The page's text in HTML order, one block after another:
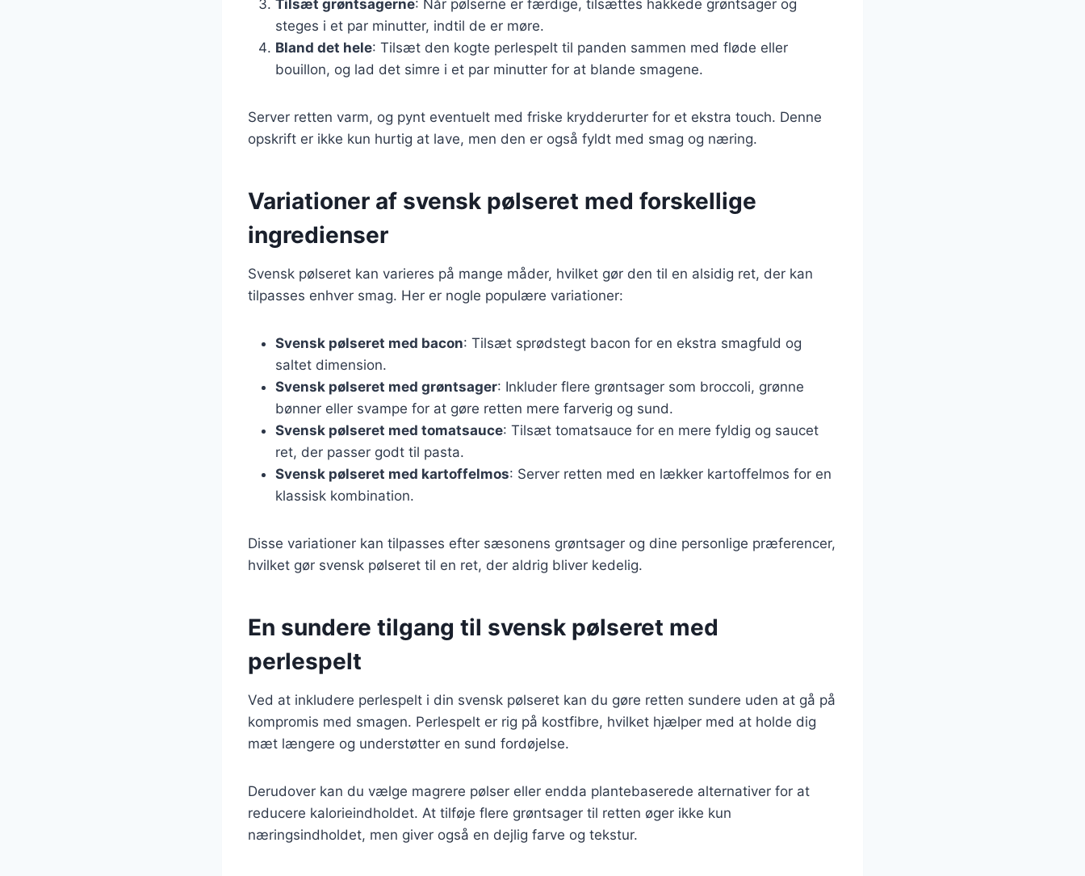
Tilsæt grøntsagerne: Når pølserne er færdige, tilsættes hakkede grøntsager og
steges i et par minutter, indtil de er møre.
Bland det hele: Tilsæt den kogte perlespelt til panden sammen med fløde eller
bouillon, og lad det simre i et par minutter for at blande smagene.
Server retten varm, og pynt eventuelt med friske krydderurter for et ekstra touch. Denne
opskrift er ikke kun hurtig at lave, men den er også fyldt med smag og næring.
Variationer af svensk pølseret med forskellige
ingredienser
Svensk pølseret kan varieres på mange måder, hvilket gør den til en alsidig ret, der kan
tilpasses enhver smag. Her er nogle populære variationer:
Svensk pølseret med bacon: Tilsæt sprødstegt bacon for en ekstra smagfuld og
saltet dimension.
Svensk pølseret med grøntsager: Inkluder flere grøntsager som broccoli, grønne
bønner eller svampe for at gøre retten mere farverig og sund.
Svensk pølseret med tomatsauce: Tilsæt tomatsauce for en mere fyldig og saucet
ret, der passer godt til pasta.
Svensk pølseret med kartoffelmos: Server retten med en lækker kartoffelmos for en
klassisk kombination.
Disse variationer kan tilpasses efter sæsonens grøntsager og dine personlige præferencer,
hvilket gør svensk pølseret til en ret, der aldrig bliver kedelig.
En sundere tilgang til svensk pølseret med
perlespelt
Ved at inkludere perlespelt i din svensk pølseret kan du gøre retten sundere uden at gå på
kompromis med smagen. Perlespelt er rig på kostfibre, hvilket hjælper med at holde dig
mæt længere og understøtter en sund fordøjelse.
Derudover kan du vælge magrere pølser eller endda plantebaserede alternativer for at
reducere kalorieindholdet. At tilføje flere grøntsager til retten øger ikke kun
næringsindholdet, men giver også en dejlig farve og tekstur.